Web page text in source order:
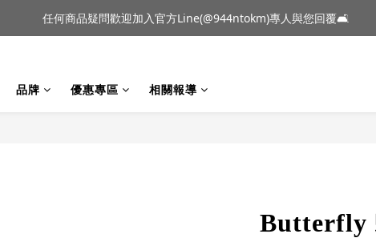
新品到貨｜日本燈具品牌 Ambientec 年度新品 Barcarolle 臺中樂群門市展示
任何商品疑問歡迎加入官方Line(@944ntokm)專人與您回覆🛋️
品牌 優惠專區 相關報導
Butterfly